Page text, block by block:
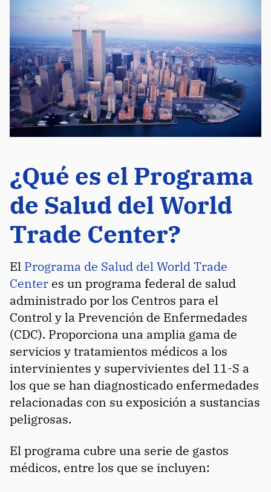
¿Qué es el Programa
de Salud del World
Trade Center?
El Programa de Salud del World Trade
Center es un programa federal de salud
administrado por los Centros para el
Control y la Prevención de Enfermedades
(CDC). Proporciona una amplia gama de
servicios y tratamientos médicos a los
intervinientes y supervivientes del 11-S a
los que se han diagnosticado enfermedades
relacionadas con su exposición a sustancias
peligrosas.
El programa cubre una serie de gastos
médicos, entre los que se incluyen: